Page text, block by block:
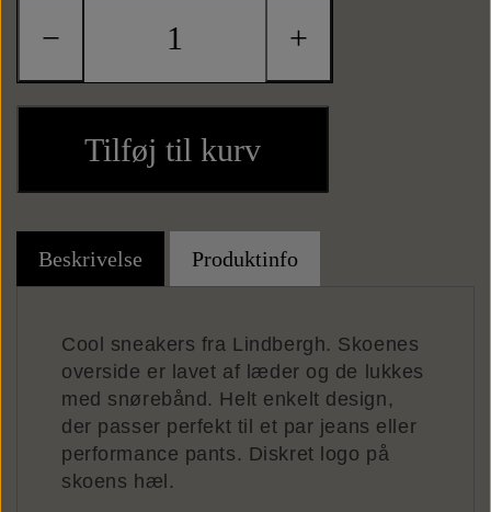
− +
Tilføj til kurv
Beskrivelse Produktinfo
Cool sneakers fra Lindbergh. Skoenes
overside er lavet af læder og de lukkes
med snørebånd. Helt enkelt design,
der passer perfekt til et par jeans eller
performance pants. Diskret logo på
skoens hæl.